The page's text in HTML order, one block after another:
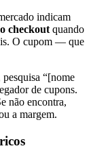
indicam
checkout quando
O cupom — que
pesquisa “[nome
de cupons.
não encontra,
a margem.